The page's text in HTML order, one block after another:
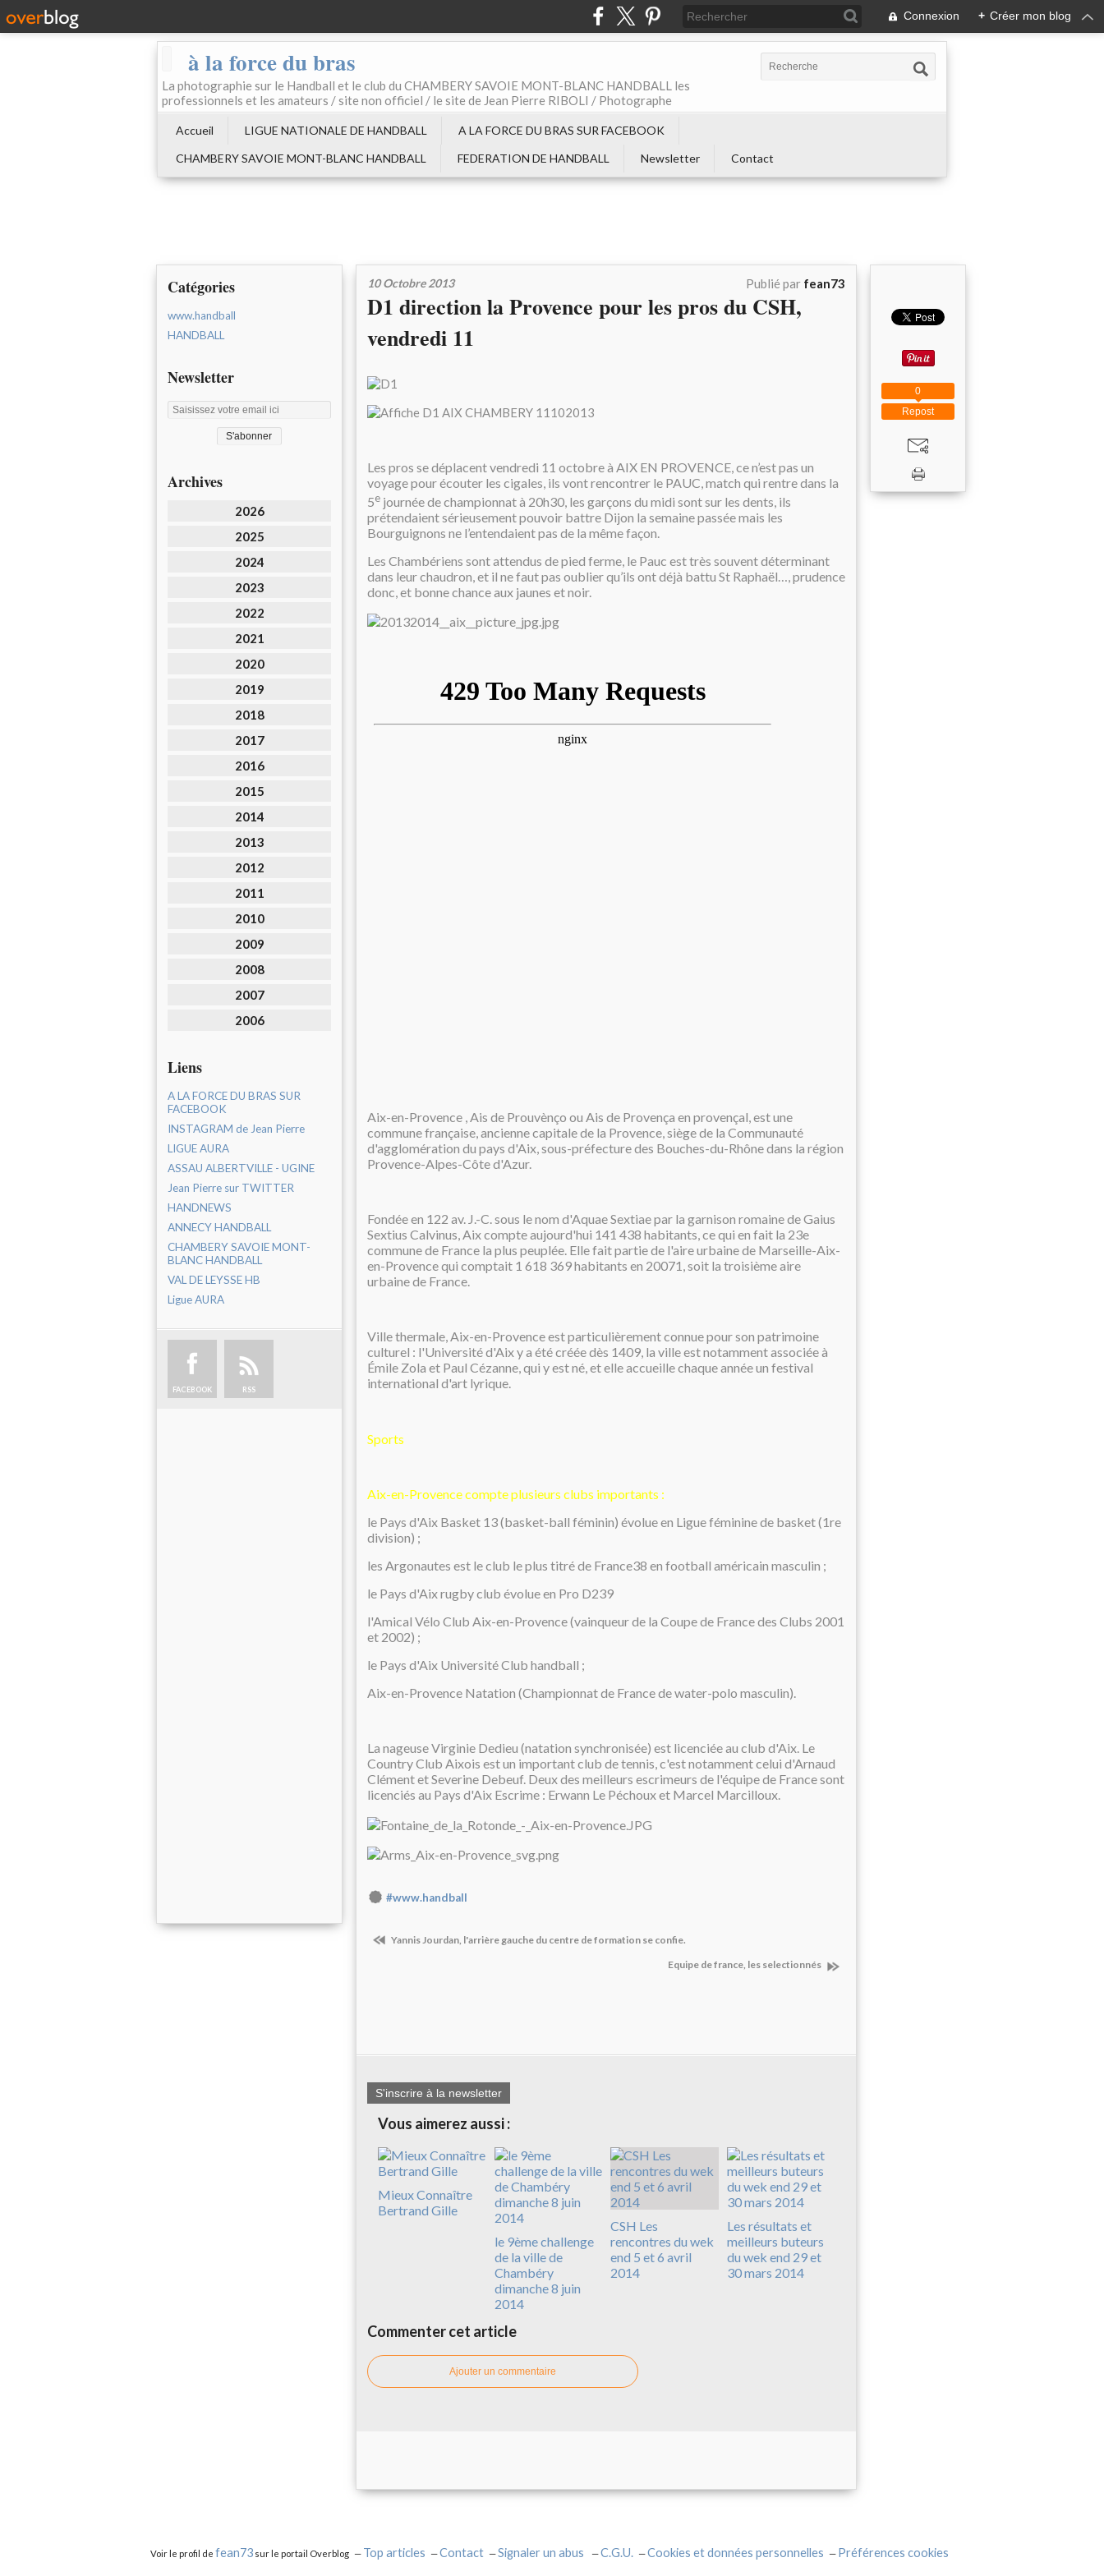
Connexion + Créer mon blog
à la force du bras
La photographie sur le Handball et le club du CHAMBERY SAVOIE MONT-BLANC HANDBALL les
professionnels et les amateurs / site non officiel / le site de Jean Pierre RIBOLI / Photographe
Accueil LIGUE NATIONALE DE HANDBALL
A LA FORCE DU BRAS SUR FACEBOOK
CHAMBERY SAVOIE MONT-BLANC HANDBALL
FEDERATION DE HANDBALL Newsletter Contact
Catégories
www.handball
HANDBALL
Newsletter
Archives
2026
2025
2024
2023
2022
2021
2020
2019
2018
2017
2016
2015
2014
2013
2012
2011
2010
2009
2008
2007
2006
Liens
A LA FORCE DU BRAS SUR
FACEBOOK
INSTAGRAM de Jean Pierre
LIGUE AURA
ASSAU ALBERTVILLE - UGINE
Jean Pierre sur TWITTER
HANDNEWS
ANNECY HANDBALL
CHAMBERY SAVOIE MONT-
BLANC HANDBALL
VAL DE LEYSSE HB
Ligue AURA
FACEBOOK RSS
10 Octobre 2013 Publié par fean73
D1 direction la Provence pour les pros du CSH,
vendredi 11
Les pros se déplacent vendredi 11 octobre à AIX EN PROVENCE, ce n’est pas un
voyage pour écouter les cigales, ils vont rencontrer le PAUC, match qui rentre dans la
5e journée de championnat à 20h30, les garçons du midi sont sur les dents, ils
prétendaient sérieusement pouvoir battre Dijon la semaine passée mais les
Bourguignons ne l’entendaient pas de la même façon.
Les Chambériens sont attendus de pied ferme, le Pauc est très souvent déterminant
dans leur chaudron, et il ne faut pas oublier qu’ils ont déjà battu St Raphaël…, prudence
donc, et bonne chance aux jaunes et noir.
Aix-en-Provence , Ais de Prouvènço ou Ais de Provença en provençal, est une
commune française, ancienne capitale de la Provence, siège de la Communauté
d'agglomération du pays d'Aix, sous-préfecture des Bouches-du-Rhône dans la région
Provence-Alpes-Côte d'Azur.
Fondée en 122 av. J.-C. sous le nom d'Aquae Sextiae par la garnison romaine de Gaius
Sextius Calvinus, Aix compte aujourd'hui 141 438 habitants, ce qui en fait la 23e
commune de France la plus peuplée. Elle fait partie de l'aire urbaine de Marseille-Aix-
en-Provence qui comptait 1 618 369 habitants en 20071, soit la troisième aire
urbaine de France.
Ville thermale, Aix-en-Provence est particulièrement connue pour son patrimoine
culturel : l'Université d'Aix y a été créée dès 1409, la ville est notamment associée à
Émile Zola et Paul Cézanne, qui y est né, et elle accueille chaque année un festival
international d'art lyrique.
Sports
Aix-en-Provence compte plusieurs clubs importants :
le Pays d'Aix Basket 13 (basket-ball féminin) évolue en Ligue féminine de basket (1re
division) ;
les Argonautes est le club le plus titré de France38 en football américain masculin ;
le Pays d'Aix rugby club évolue en Pro D239
l'Amical Vélo Club Aix-en-Provence (vainqueur de la Coupe de France des Clubs 2001
et 2002) ;
le Pays d'Aix Université Club handball ;
Aix-en-Provence Natation (Championnat de France de water-polo masculin).
La nageuse Virginie Dedieu (natation synchronisée) est licenciée au club d'Aix. Le
Country Club Aixois est un important club de tennis, c'est notamment celui d'Arnaud
Clément et Severine Debeuf. Deux des meilleurs escrimeurs de l'équipe de France sont
licenciés au Pays d'Aix Escrime : Erwann Le Péchoux et Marcel Marcilloux.
#www.handball
Yannis Jourdan, l'arrière gauche du centre de formation se confie.
Equipe de france, les selectionnés
S'inscrire à la newsletter
Vous aimerez aussi :
Mieux Connaître
Bertrand Gille
le 9ème challenge
de la ville de
Chambéry
dimanche 8 juin
2014
CSH Les
rencontres du wek
end 5 et 6 avril
2014
Les résultats et
meilleurs buteurs
du wek end 29 et
30 mars 2014
Commenter cet article
Ajouter un commentaire
Repost
0
Voir le profil de fean73 sur le portail Overblog Top articles Contact Signaler un abus C.G.U. Cookies et données personnelles Préférences cookies